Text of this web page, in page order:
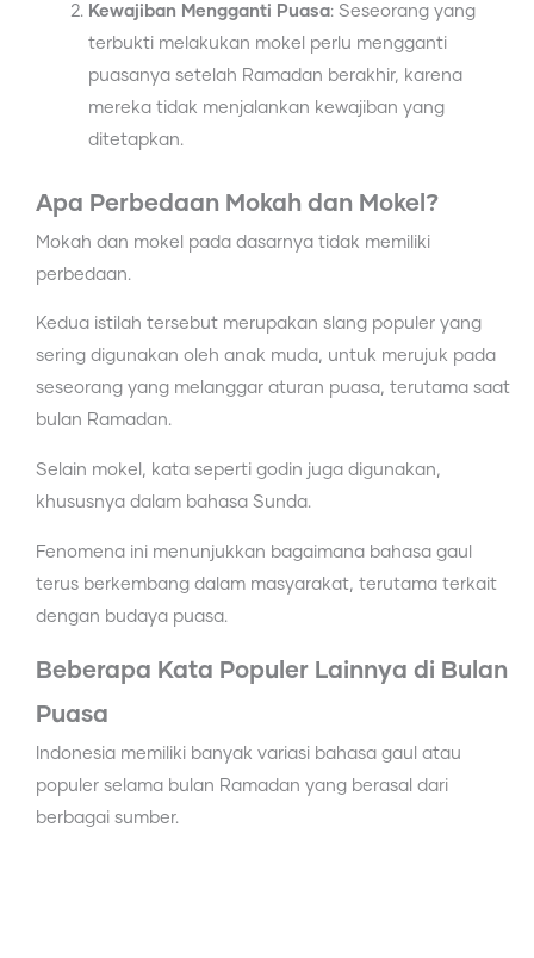
Kewajiban Mengganti Puasa: Seseorang yang
terbukti melakukan mokel perlu mengganti
puasanya setelah Ramadan berakhir, karena
mereka tidak menjalankan kewajiban yang
ditetapkan.
Apa Perbedaan Mokah dan Mokel?
Mokah dan mokel pada dasarnya tidak memiliki
perbedaan.
Kedua istilah tersebut merupakan slang populer yang
sering digunakan oleh anak muda, untuk merujuk pada
seseorang yang melanggar aturan puasa, terutama saat
bulan Ramadan.
Selain mokel, kata seperti godin juga digunakan,
khususnya dalam bahasa Sunda.
Fenomena ini menunjukkan bagaimana bahasa gaul
terus berkembang dalam masyarakat, terutama terkait
dengan budaya puasa.
Beberapa Kata Populer Lainnya di Bulan
Puasa
Indonesia memiliki banyak variasi bahasa gaul atau
populer selama bulan Ramadan yang berasal dari
berbagai sumber.